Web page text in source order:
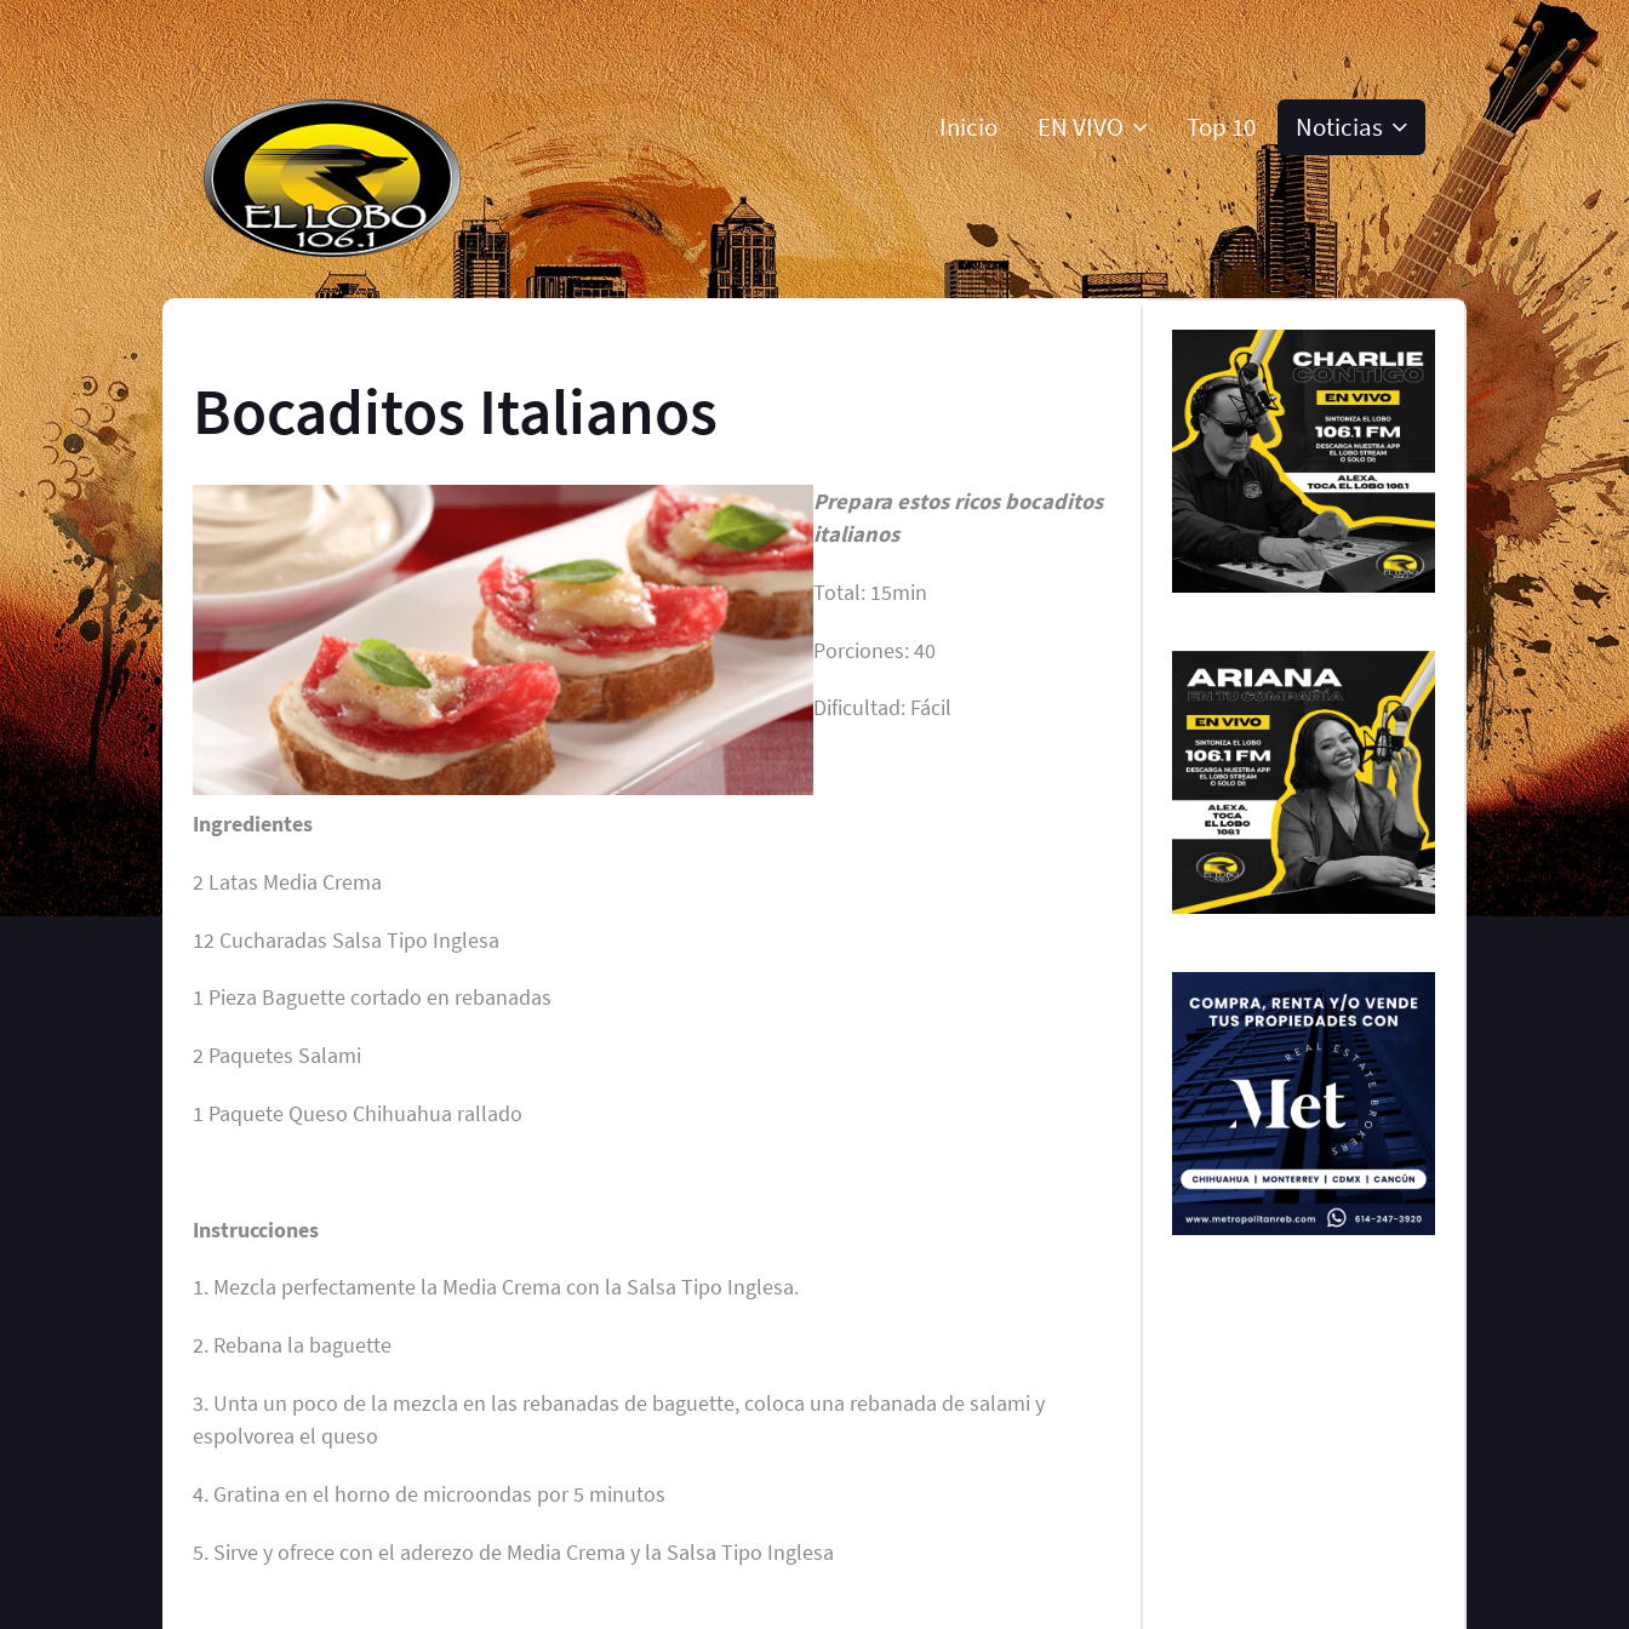
Inicio EN VIVO Top 10 Noticias
Bocaditos Italianos
Prepara estos ricos bocaditos
italianos
Total: 15min
Porciones: 40
Dificultad: Fácil
Ingredientes
2 Latas Media Crema
12 Cucharadas Salsa Tipo Inglesa
1 Pieza Baguette cortado en rebanadas
2 Paquetes Salami
1 Paquete Queso Chihuahua rallado
Instrucciones
1. Mezcla perfectamente la Media Crema con la Salsa Tipo Inglesa.
2. Rebana la baguette
3. Unta un poco de la mezcla en las rebanadas de baguette, coloca una rebanada de salami y
espolvorea el queso
4. Gratina en el horno de microondas por 5 minutos
5. Sirve y ofrece con el aderezo de Media Crema y la Salsa Tipo Inglesa